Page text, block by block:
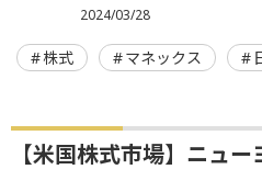
2024/03/28
株式 マネックス
【米国株式市場】ニュ